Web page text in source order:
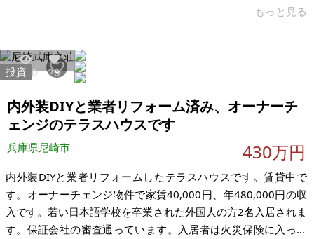
有者から数十年間クレームが入ったことはありません。 希望価
226.88㎡ 建物：42.23㎡ 構造：木造 現況：賃貸中 希望価格：
180万円（税込） ※現状有姿、および公簿売買でのお取引きと
なります。
もっと見る
5120 20
投資
内外装DIYと業者リフォーム済み、オーナーチ
ェンジのテラスハウスです
兵庫県尼崎市 430万円
内外装DIYと業者リフォームしたテラスハウスです。賃貸中で
す。オーナーチェンジ物件で家賃40,000円、年480,000円の収
入です。若い日本語学校を卒業された外国人の方2名入居されま
す。保証会社の審査通っています。入居者は火災保険に入って